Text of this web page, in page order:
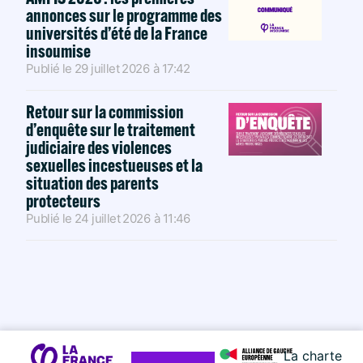
annonces sur le programme des
universités d’été de la France
insoumise
Publié le 29 juillet 2026 à 17:42
Retour sur la commission
d’enquête sur le traitement
judiciaire des violences
sexuelles incestueuses et la
situation des parents
protecteurs
Publié le 24 juillet 2026 à 11:46
La charte